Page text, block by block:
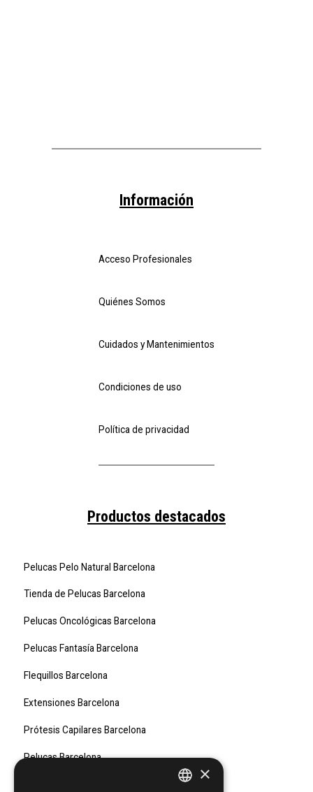
Información
Acceso Profesionales
Quiénes Somos
Cuidados y Mantenimientos
Condiciones de uso
Política de privacidad
Productos destacados
Pelucas Pelo Natural Barcelona
Tienda de Pelucas Barcelona
Pelucas Oncológicas Barcelona
Pelucas Fantasía Barcelona
Flequillos Barcelona
Extensiones Barcelona
Prótesis Capilares Barcelona
Pelucas Barcelona
×